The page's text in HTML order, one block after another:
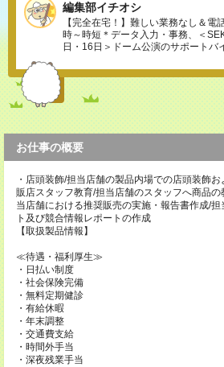
編集部イチオシ
【完全在宅！】難しい業務なし＆電
時～時短＊データ入力・事務、＜
日・16日＞ドーム公演のサポートバ
お仕事の概要
・店頭装飾/担当店舗の製品内場での店頭装飾
販店スタッフ教育/担当店舗のスタッフへ商品
当店舗における推奨販売の実施・報告書作成/
ト及び競合情報レポートの作成
【取扱製品情報】
≪待遇・福利厚生≫
・日払い制度
・社会保険完備
・無料定期健診
・有給休暇
・年末調整
・交通費支給
・時間外手当
・深夜残業手当